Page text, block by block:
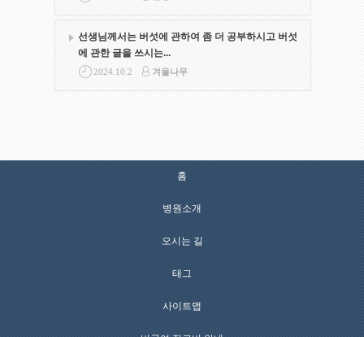
선생님께서는 버섯에 관하여 좀 더 공부하시고 버섯
에 관한 글을 쓰시는...
2024.10.2 겨울나무
홈
병원소개
오시는 길
태그
사이트맵